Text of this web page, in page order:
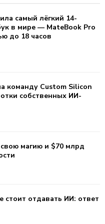
самый лёгкий 14-
в мире — MateBook Pro
до 18 часов
команду Custom Silicon
собственных ИИ-
магию и $70 млрд
стоит отдавать ИИ: ответ